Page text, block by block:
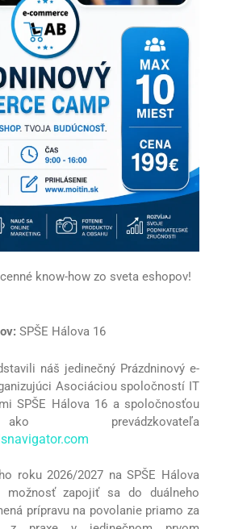
know-how zo sveta eshopov!
SPŠE Hálova 16
náš jedinečný Prázdninový e-
Asociáciou spoločností IT
SPŠE Hálova 16 a spoločnosťou
prevádzkovateľa
roku 2026/2027 na SPŠE Hálova
zapojiť sa do duálneho
prípravu na povolanie priamo za